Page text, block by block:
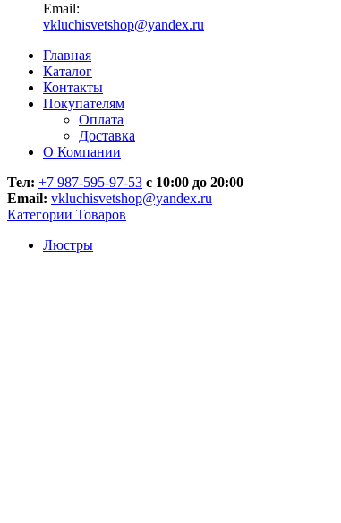
Email:
vkluchisvetshop@yandex.ru
Главная
Каталог
Контакты
Покупателям
Оплата
Доставка
О Компании
Тел: +7 987-595-97-53 с 10:00 до 20:00
Email: vkluchisvetshop@yandex.ru
Категории Товаров
Люстры